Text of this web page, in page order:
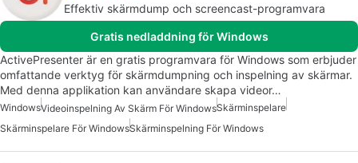
Effektiv skärmdump och screencast-programvara
Gratis nedladdning för Windows
ActivePresenter är en gratis programvara för Windows som erbjuder
omfattande verktyg för skärmdumpning och inspelning av skärmar.
Med denna applikation kan användare skapa videor…
WindowsVideoinspelning Av Skärm För WindowsSkärminspelare
Skärminspelare För WindowsSkärminspelning För Windows